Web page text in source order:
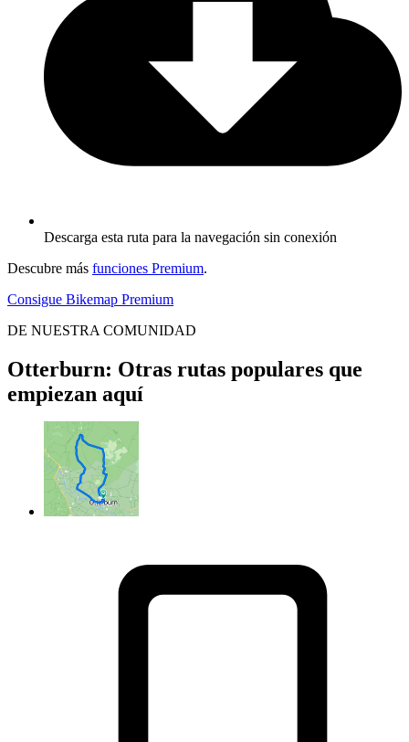
Descarga esta ruta para la navegación sin conexión
Descubre más funciones Premium.
Consigue Bikemap Premium
DE NUESTRA COMUNIDAD
Otterburn: Otras rutas populares que
empiezan aquí